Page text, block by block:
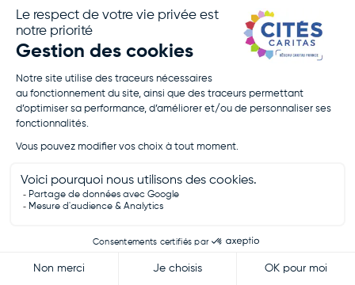
Je Fais Un
Don
Cités Caritas - Tous droits réservés - 2026